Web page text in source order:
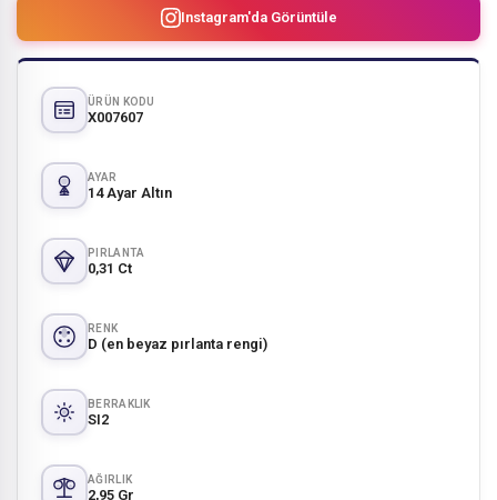
Instagram'da Görüntüle
ÜRÜN KODU
X007607
AYAR
14 Ayar Altın
PIRLANTA
0,31 Ct
RENK
D (en beyaz pırlanta rengi)
BERRAKLIK
SI2
AĞIRLIK
2,95 Gr